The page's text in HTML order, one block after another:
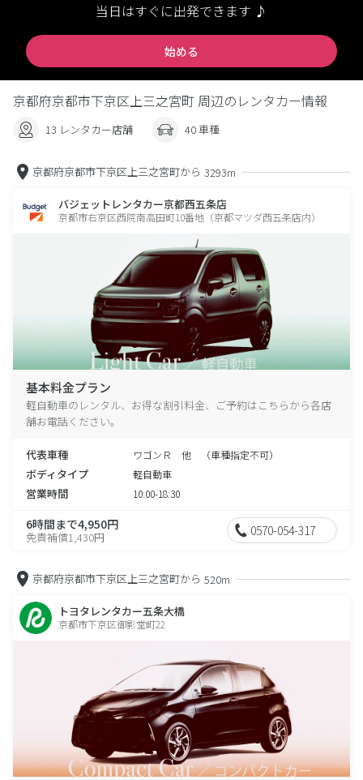
当日はすぐに出発できます ♪
始める
京都府京都市下京区上三之宮町 周辺のレンタカー情報
13 レンタカー店舗 40 車種
京都府京都市下京区上三之宮町から 3293m
バジェットレンタカー京都西五条店
京都市右京区西院南高田町10番地（京都マツダ西五条店内）
基本料金プラン
軽自動車のレンタル、お得な割引料金、ご予約はこちらから各店
舗お電話ください。
代表車種 ワゴンＲ 他 （車種指定不可）
ボディタイプ 軽自動車
営業時間 10:00-18:30
6時間まで4,950円
免責補償1,430円 0570-054-317
京都府京都市下京区上三之宮町から 520m
トヨタレンタカー五条大橋
京都市下京区御影堂町22